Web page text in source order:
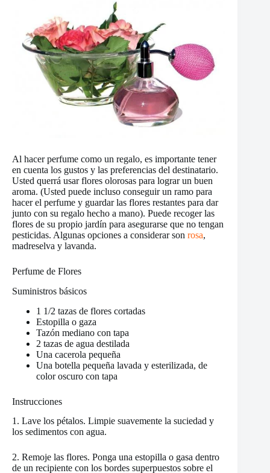
Al hacer perfume como un regalo, es importante tener
en cuenta los gustos y las preferencias del destinatario.
Usted querrá usar flores olorosas para lograr un buen
aroma. (Usted puede incluso conseguir un ramo para
hacer el perfume y guardar las flores restantes para dar
junto con su regalo hecho a mano). Puede recoger las
flores de su propio jardín para asegurarse que no tengan
pesticidas. Algunas opciones a considerar son rosa,
madreselva y lavanda.
Perfume de Flores
Suministros básicos
1 1/2 tazas de flores cortadas
Estopilla o gaza
Tazón mediano con tapa
2 tazas de agua destilada
Una cacerola pequeña
Una botella pequeña lavada y esterilizada, de
color oscuro con tapa
Instrucciones
1. Lave los pétalos. Limpie suavemente la suciedad y
los sedimentos con agua.
2. Remoje las flores. Ponga una estopilla o gasa dentro
de un recipiente con los bordes superpuestos sobre el